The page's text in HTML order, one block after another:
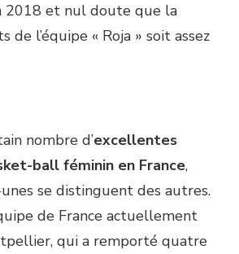
2018 et nul doute que la
de l’équipe « Roja » soit assez
nombre d’excellentes
ball féminin en France,
se distinguent des autres.
de France actuellement
qui a remporté quatre